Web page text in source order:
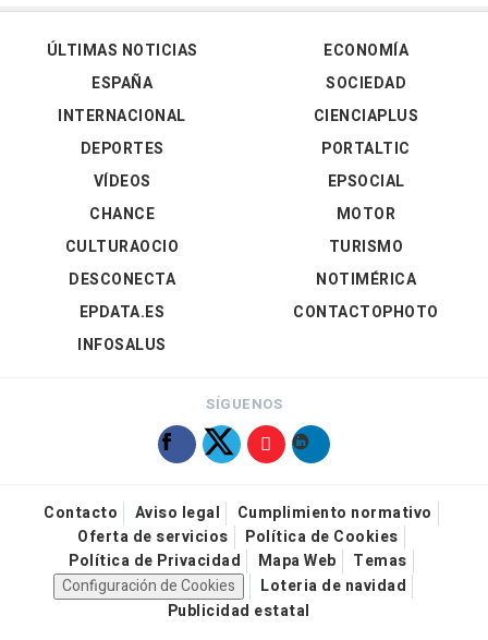
ÚLTIMAS NOTICIAS
ESPAÑA
INTERNACIONAL
DEPORTES
VÍDEOS
ECONOMÍA
SOCIEDAD
CIENCIAPLUS
PORTALTIC
EPSOCIAL
CHANCE
CULTURAOCIO
DESCONECTA
EPDATA.ES
INFOSALUS
MOTOR
TURISMO
NOTIMÉRICA
CONTACTOPHOTO
SÍGUENOS
Contacto Aviso legal
Cumplimiento normativo
Oferta de servicios
Política de Cookies
Política de Privacidad
Mapa Web
Temas
Configuración de Cookies
Loteria de navidad
Publicidad estatal